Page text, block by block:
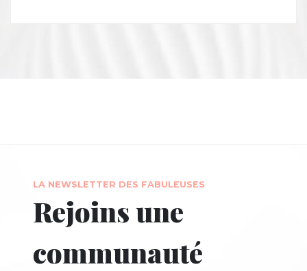
LA NEWSLETTER DES FABULEUSES
Rejoins une
communauté